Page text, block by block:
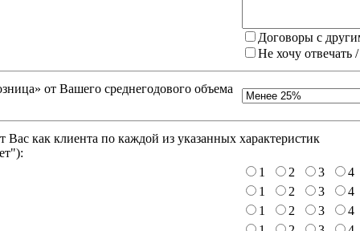
Договоры с
Не хочу отвечать
от Вашего среднегодового объема
как клиента по каждой из указанных характеристик
):
1
2 3
4
1
2 3
4
1
2 3
4